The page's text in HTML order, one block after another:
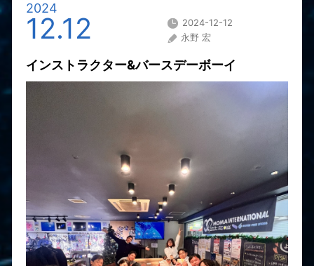
2024
12.12
2024-12-12
永野 宏
インストラクター&バースデーボーイ